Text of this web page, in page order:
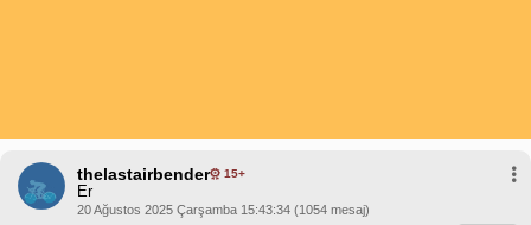
thelastairbender 15+
Er
20 Ağustos 2025 Çarşamba 15:43:34 (1054 mesaj)